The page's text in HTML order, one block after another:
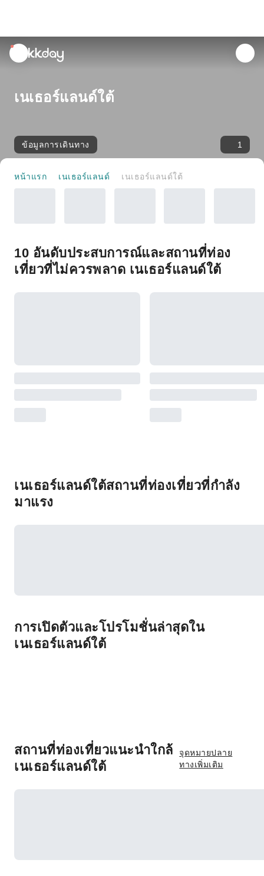
unread
notifications
เนเธอร์แลนด์ใต้
ข้อมูลการเดินทาง 1
หน้าแรก เนเธอร์แลนด์ เนเธอร์แลนด์ใต้
10 อันดับประสบการณ์และสถานที่ท่อง
เที่ยวที่ไม่ควรพลาด เนเธอร์แลนด์ใต้
เนเธอร์แลนด์ใต้สถานที่ท่องเที่ยวที่กำลัง
มาแรง
การเปิดตัวและโปรโมชั่นล่าสุดใน
เนเธอร์แลนด์ใต้
สถานที่ท่องเที่ยวแนะนำใกล้
เนเธอร์แลนด์ใต้
จุดหมายปลาย
ทางเพิ่มเติม